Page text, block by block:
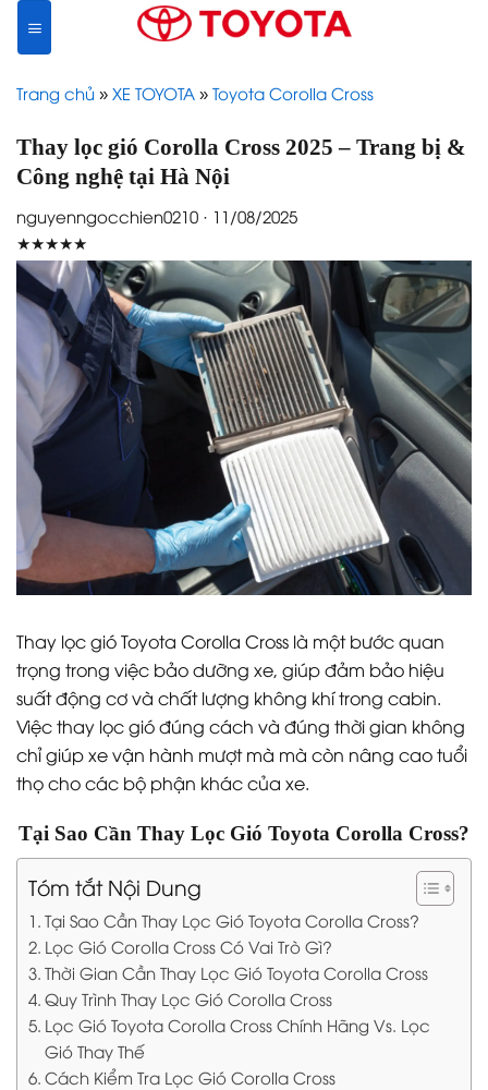
content
Trang chủ » XE TOYOTA » Toyota Corolla Cross
Thay lọc gió Corolla Cross 2025 – Trang bị &
Công nghệ tại Hà Nội
nguyenngocchien0210 · 11/08/2025
★★★★★
Thay lọc gió Toyota Corolla Cross là một bước quan
trọng trong việc bảo dưỡng xe, giúp đảm bảo hiệu
suất động cơ và chất lượng không khí trong cabin.
Việc thay lọc gió đúng cách và đúng thời gian không
chỉ giúp xe vận hành mượt mà mà còn nâng cao tuổi
thọ cho các bộ phận khác của xe.
Tại Sao Cần Thay Lọc Gió Toyota Corolla Cross?
Tóm tắt Nội Dung
Tại Sao Cần Thay Lọc Gió Toyota Corolla Cross?
Lọc Gió Corolla Cross Có Vai Trò Gì?
Thời Gian Cần Thay Lọc Gió Toyota Corolla Cross
Quy Trình Thay Lọc Gió Corolla Cross
Lọc Gió Toyota Corolla Cross Chính Hãng Vs. Lọc
Gió Thay Thế
Cách Kiểm Tra Lọc Gió Corolla Cross